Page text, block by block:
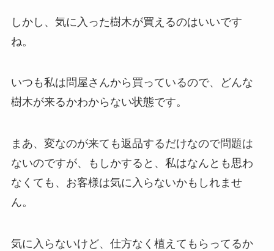
しかし、気に入った樹木が買えるのはいいです
ね。
いつも私は問屋さんから買っているので、どんな
樹木が来るかわからない状態です。
まあ、変なのが来ても返品するだけなので問題は
ないのですが、もしかすると、私はなんとも思わ
なくても、お客様は気に入らないかもしれませ
ん。
気に入らないけど、仕方なく植えてもらってるか